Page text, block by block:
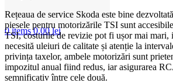
0items 0,00lei
Rețeaua de service Skoda este bine
piesele pentru motorizările TSI sunt
TSI, costurile de revizie pot fi ușor mai
necesită uleiuri de calitate și atenție la
privința taxelor, ambele motorizări sunt
impozitul anual fiind redus, iar asigurarea
semnificativ între cele două.